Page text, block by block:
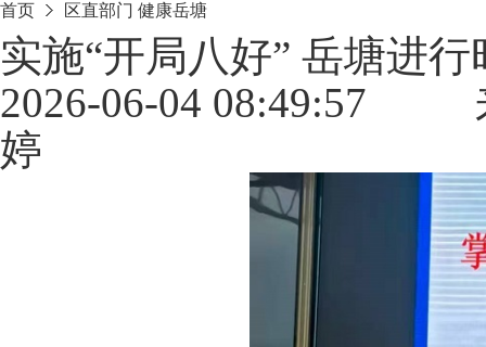
首页 区直部门 健康岳塘
实施“开局八好” 岳塘进
2026-06-04 08:49:57
婷